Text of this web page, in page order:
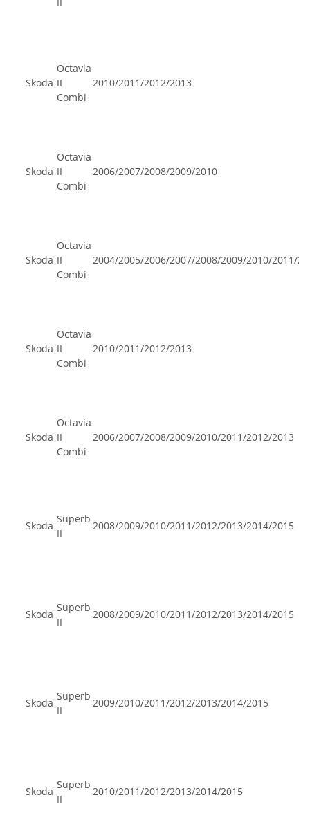
Skoda
Octavia
II
Combi
2010/2011/2012/2013
Skoda
Octavia
II
Combi
2006/2007/2008/2009/2010
Skoda
Octavia
II
Combi
2004/2005/2006/2007/2008/2009/2010/2011/
Skoda
Octavia
II
Combi
2010/2011/2012/2013
Skoda
Octavia
II
Combi
2006/2007/2008/2009/2010/2011/2012/2013
Skoda
Superb
II
2008/2009/2010/2011/2012/2013/2014/2015
Skoda
Superb
II
2008/2009/2010/2011/2012/2013/2014/2015
Skoda
Superb
II
2009/2010/2011/2012/2013/2014/2015
Skoda
Superb
II
2010/2011/2012/2013/2014/2015